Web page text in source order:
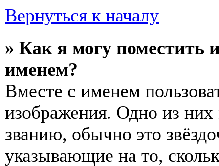
Вернуться к началу
» Как я могу поместить
именем?
Вместе с именем
изображения. Одно из
званию, обычно это
указывающие на то,